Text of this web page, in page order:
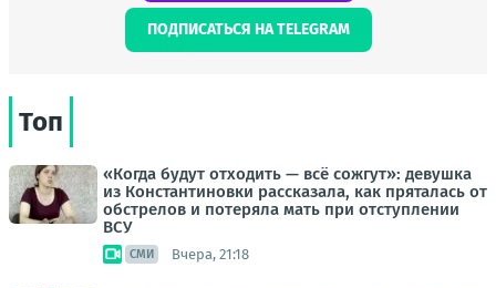
ПОДПИСАТЬСЯ НА TELEGRAM
Топ
«Когда будут отходить — всё сожгут»: девушка
из Константиновки рассказала, как пряталась от
обстрелов и потеряла мать при отступлении
ВСУ
СМИ Вчера, 21:18